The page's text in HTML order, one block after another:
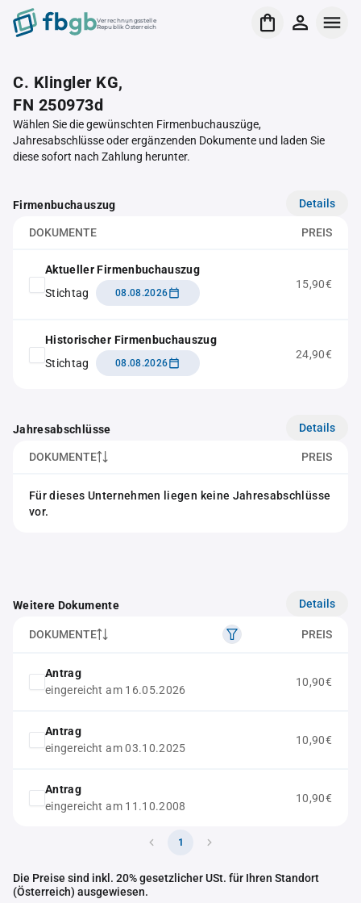
Verrechnungsstelle
Republik Österreich
C. Klingler KG,
FN 250973d
Wählen Sie die gewünschten Firmenbuchauszüge,
Jahresabschlüsse oder ergänzenden Dokumente und laden Sie
diese sofort nach Zahlung herunter.
Firmenbuchauszug Details
DOKUMENTE PREIS
Aktueller Firmenbuchauszug
Stichtag
08.08.2026
15,90€
Historischer Firmenbuchauszug
Stichtag
08.08.2026
24,90€
Jahresabschlüsse Details
DOKUMENTE PREIS
Für dieses Unternehmen liegen keine Jahresabschlüsse
vor.
Weitere Dokumente Details
DOKUMENTE PREIS
Antrag
eingereicht am 16.05.2026
10,90€
Antrag
eingereicht am 03.10.2025
10,90€
Antrag
eingereicht am 11.10.2008
10,90€
1
Die Preise sind inkl. 20% gesetzlicher USt. für Ihren Standort
(Österreich) ausgewiesen.